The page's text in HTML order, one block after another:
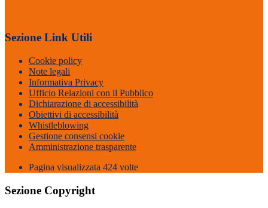
Sezione Link Utili
Cookie policy
Note legali
Informativa Privacy
Ufficio Relazioni con il Pubblico
Dichiarazione di accessibilità
Obiettivi di accessibilità
Whistleblowing
Gestione consensi cookie
Amministrazione trasparente
Pagina visualizzata 424 volte
Sezione Copyright